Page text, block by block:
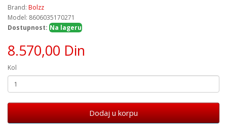
Brand: Bolzz
Model: 8606035170271
Dostupnost: Na lageru
8.570,00 Din
Kol
Dodaj u korpu